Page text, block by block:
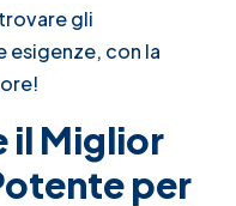
gli
esigenze, con la
il Miglior
per